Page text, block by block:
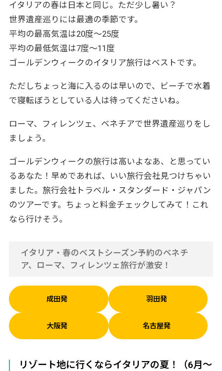
イタリアの春は日本と同じ。ただ少し暑い？
世界遺産巡りには最適の季節です。
平均の最高気温は20度〜25度
平均の最低気温は7度〜11度
ゴールデンウィークのイタリア旅行はベストです。
ただしちょっと海に入るのは早いので、ビーチで水着
で寝転ぼうとしている人は待ってくださいね。
ローマ、フィレンツェ、ベネチアで世界遺産巡りをし
ましょう。
ゴールデンウィークの旅行は高いよなあ、と思ってい
るあなた！早めであれば、いい旅行会社見つけちゃい
ました。旅行会社トラベル・スタンダード・ジャパン
のツアーです。ちょっと料金チェックしてみて！これ
なら行けそう。
イタリア・春のベストシーズン予約のベネチ
ア、ローマ、フィレンツェ旅行が激安！
成田発 羽田発
大阪発 名古屋発
リゾート地に行くならイタリアの夏！（6月～